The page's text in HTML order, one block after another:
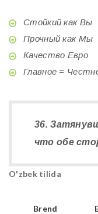
Стойкий как Вы
Прочный как Мы
Качество Евро
Главное =
36.
что обе
O'zbek tilida
Brend